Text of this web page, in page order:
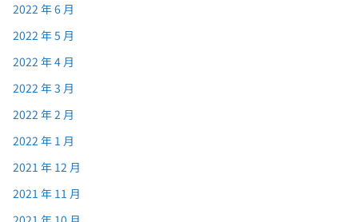
2022 年 6 月
2022 年 5 月
2022 年 4 月
2022 年 3 月
2022 年 2 月
2022 年 1 月
2021 年 12 月
2021 年 11 月